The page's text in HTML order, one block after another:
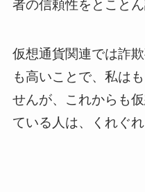
者の信頼性をとこと
仮想通貨関連では詐
も高いことで、私は
せんが、これからも
ている人は、くれぐ